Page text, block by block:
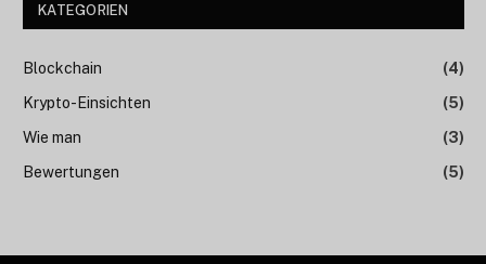
KATEGORIEN
Blockchain
(4)
Krypto-Einsichten
(5)
Wie man
(3)
Bewertungen
(5)